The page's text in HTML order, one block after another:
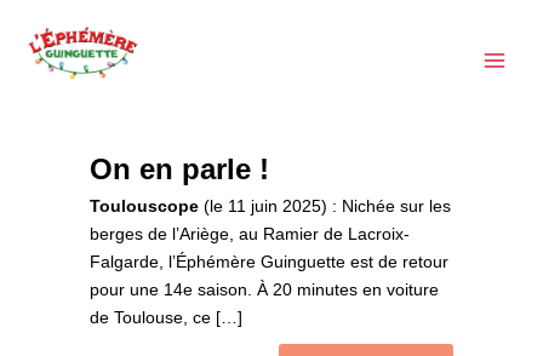
contenu
On en parle !
Toulouscope (le 11 juin 2025) : Nichée sur les
berges de l’Ariège, au Ramier de Lacroix-
Falgarde, l’Éphémère Guinguette est de retour
pour une 14e saison. À 20 minutes en voiture
de Toulouse, ce […]